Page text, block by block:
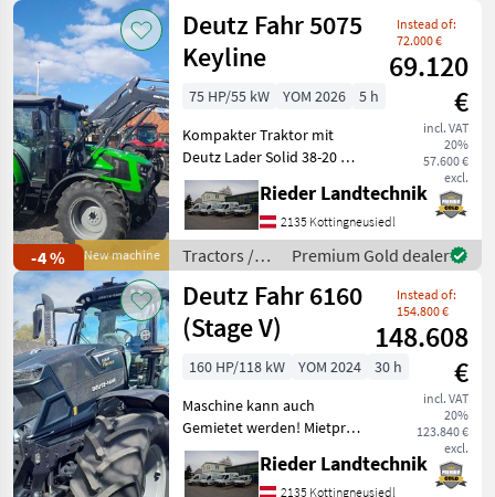
*Einhebelsteuergerät
*Faster Multi
Lindner
-4 % New machine
Deutz Fahr 5075
Keyline
Instead of:
72.000 €
69.120
€
incl. VAT
20%
57.600 €
excl.
75 HP/55 kW YOM 2026
5 h
Kompakter Traktor mit
Deutz Lader Solid 38-20 mit
3 Funktion und Dämpfung
Comfort Drive. Zusätzlich
Wiederholscheinwerfer ,
voll geschweißte Felgen ,
Freisichtdach
Rieder Landtechnik
2135 Kottingneusiedl
Tractors /
Deutz Fahr
Premium Gold dealer
Deutz Fahr 6160
(Stage V)
Instead of:
154.800 €
148.608
€
incl. VAT
20%
123.840 €
excl.
160 HP/118 kW YOM 2024
30 h
Maschine kann auch
Gemietet werden! Mietpreis
: € 38, - exkl. MwSt. Modell:
Powershift ohne Frontlader
Rieder Landtechnik
2135 Kottingneusiedl